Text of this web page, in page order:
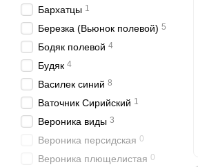
Бархатцы 1
Березка (Вьюнок полевой) 5
Бодяк полевой 4
Будяк 4
Василек синий 8
Ваточник Сирийский 1
Вероника виды 3
Вероника персидская 0
Вероника плющелистая 0